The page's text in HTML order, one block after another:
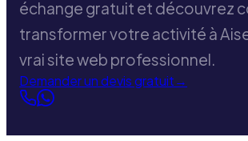
échange gratuit et découvrez
transformer votre activité à
vrai site web professionnel.
Demander un devis gratuit→